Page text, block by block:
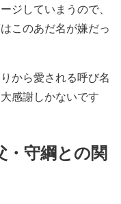
ジしていまうので、
このあだ名が嫌だっ
から愛される呼び名
感謝しかないです
・守綱との関